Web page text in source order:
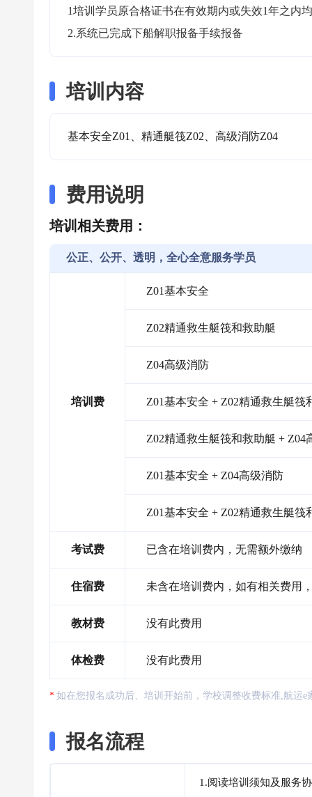
1培训学员原合格证书在有效期内或失效1年之内
2.系统已完成下船解职报备手续报备
培训内容
基本安全Z01、精通艇筏Z02、高级消防Z04
费用说明
培训相关费用：
公正、公开、透明，全心全意服务学员
培训费
Z01基本安全
Z02精通救生艇筏和救助艇
Z04高级消防
Z01基本安全 + Z02精通救生艇筏
Z02精通救生艇筏和救助艇 + Z04
Z01基本安全 + Z04高级消防
Z01基本安全 + Z02精通救生艇筏
考试费 已含在培训费内，无需额外缴纳
住宿费 未含在培训费内，如有相关费用
教材费 没有此费用
体检费 没有此费用
如在您报名成功后、培训开始前，学校调整收费标准,航运
报名流程
1.阅读培训须知及服务